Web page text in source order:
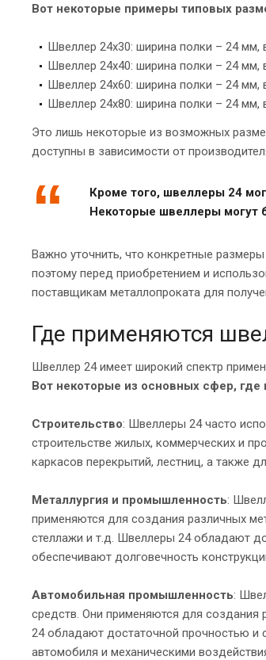
Вот некоторые примеры типовых
Швеллер 24х30: ширина полки – 24
Швеллер 24х40: ширина полки – 24
Швеллер 24х60: ширина полки – 24
Швеллер 24х80: ширина полки – 24
Это лишь некоторые из возможных
доступны в зависимости от
Кроме того, швеллеры 24
Некоторые швеллеры могут
Важно уточнить, что конкретные
поэтому перед приобретением и
поставщикам металлопроката для
Где применяются
Швеллер 24 имеет широкий спектр
Вот некоторые из основных сфер,
Строительство: Швеллеры 24 часто
строительстве жилых, коммерческих и
каркасов перекрытий, лестниц, а также
Металлургия и промышленность:
применяются для создания различных
стеллажи и т.д. Швеллеры 24 обладают
обеспечивают долговечность
Автомобильная промышленность:
средств. Они применяются для создания
24 обладают достаточной прочностью и
автомобиля и механическими